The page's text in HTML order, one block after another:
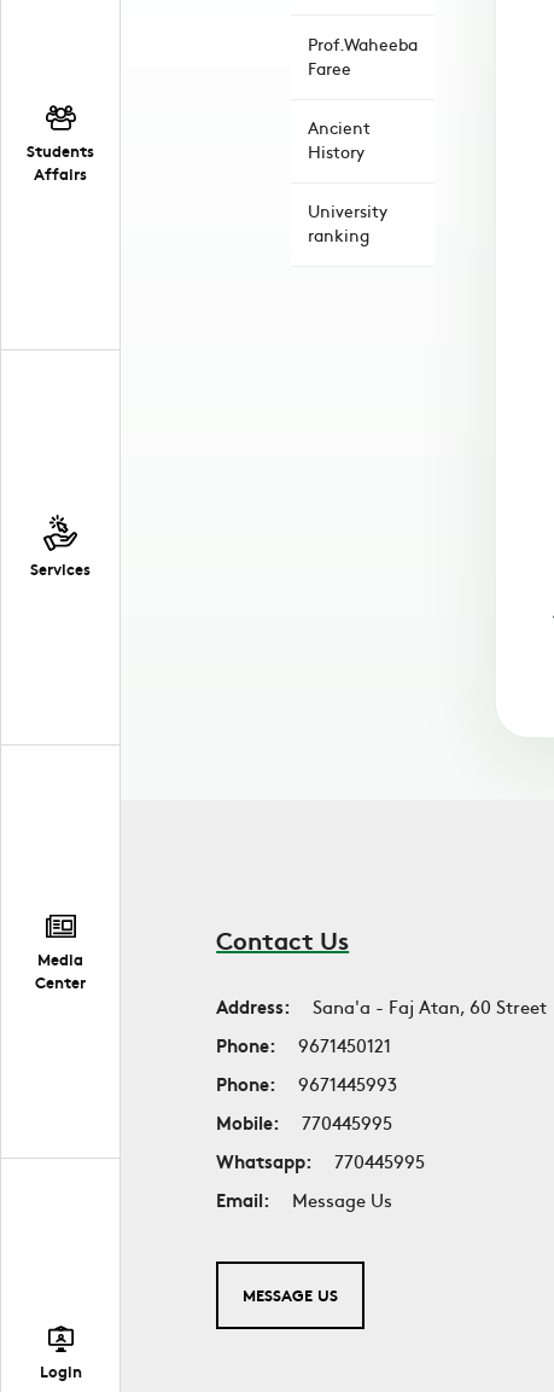
Students
Affairs
Services
Media
Center
Login
Prof.Waheeba
Faree
Ancient
History
University
ranking
Contact Us
Address:
Sana'a - Faj Atan, 60 Street
Phone:
9671450121
Phone:
9671445993
Mobile:
770445995
Whatsapp:
770445995
Email:
Message Us
MESSAGE US